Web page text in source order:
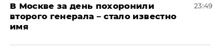
В Москве за день похоронили
второго генерала – стало известно
имя
23:49